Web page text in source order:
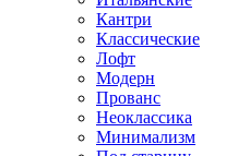
Кантри
Классические
Лофт
Модерн
Прованс
Неоклассика
Минимализм